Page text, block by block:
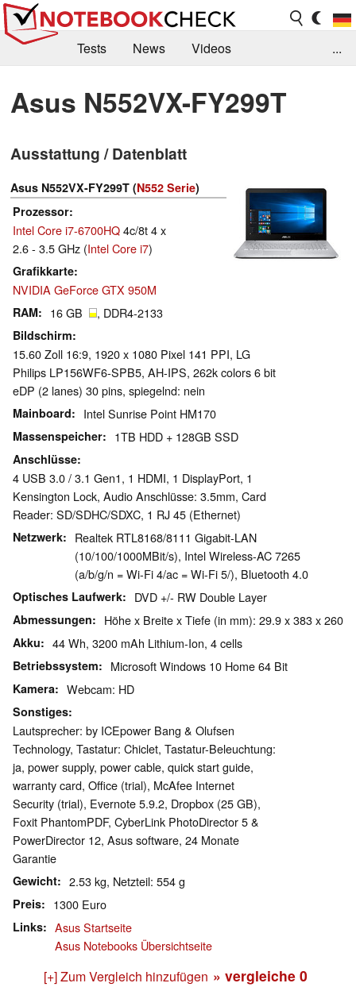
Tests News
Videos
Kaufberatung
Deals Suche
Jobs
Forum
...
Asus N552VX-FY299T
Ausstattung / Datenblatt
Asus N552VX-FY299T (N552 Serie)
Prozessor
Intel Core i7-6700HQ4c/8t 4 x
2.6 - 3.5 GHz (Intel Core i7)
Grafikkarte
NVIDIA GeForce GTX 950M
RAM 16 GB , DDR4-2133
Bildschirm
15.60 Zoll 16:9, 1920 x 1080 Pixel 141 PPI, LG
Philips LP156WF6-SPB5, AH-IPS, 262k colors 6 bit
eDP (2 lanes) 30 pins, spiegelnd: nein
Mainboard Intel Sunrise Point HM170
Massenspeicher 1TB HDD + 128GB SSD
Anschlüsse
4 USB 3.0 / 3.1 Gen1, 1 HDMI, 1 DisplayPort, 1
Kensington Lock, Audio Anschlüsse: 3.5mm, Card
Reader: SD/SDHC/SDXC, 1 RJ 45 (Ethernet)
Netzwerk
Realtek RTL8168/8111 Gigabit-LAN
(10/100/1000MBit/s), Intel Wireless-AC 7265
(a/b/g/n = Wi-Fi 4/ac = Wi-Fi 5/), Bluetooth 4.0
Optisches Laufwerk DVD +/- RW Double Layer
Abmessungen Höhe x Breite x Tiefe (in mm): 29.9 x 383 x 260
Akku 44 Wh, 3200 mAh Lithium-Ion, 4 cells
Betriebssystem Microsoft Windows 10 Home 64 Bit
Kamera Webcam: HD
Sonstiges
Lautsprecher: by ICEpower Bang & Olufsen
Technology, Tastatur: Chiclet, Tastatur-Beleuchtung:
ja, power supply, power cable, quick start guide,
warranty card, Office (trial), McAfee Internet
Security (trial), Evernote 5.9.2, Dropbox (25 GB),
Foxit PhantomPDF, CyberLink PhotoDirector 5 &
PowerDirector 12, Asus software, 24 Monate
Garantie
Gewicht 2.53 kg, Netzteil: 554 g
Preis 1300 Euro
Links
Asus Startseite
Asus Notebooks Übersichtseite
[+] Zum Vergleich hinzufügen » vergleiche 0